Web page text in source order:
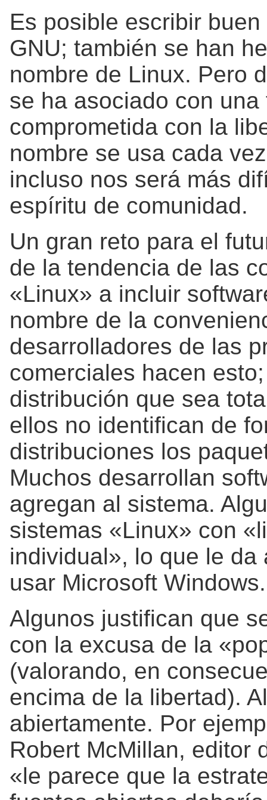
Es posible escribir
GNU; también se han
nombre de Linux. Pero
se ha asociado con
comprometida con la
nombre se usa cada
incluso nos será más
espíritu de comunidad.
Un gran reto para el
de la tendencia de las
«Linux» a incluir
nombre de la
desarrolladores de las
comerciales hacen
distribución que sea
ellos no identifican de
distribuciones los
Muchos desarrollan
agregan al sistema.
sistemas «Linux» con
individual», lo que le
usar Microsoft Windows.
Algunos justifican que
con la excusa de la
(valorando, en
encima de la libertad).
abiertamente. Por
Robert McMillan, editor
«le parece que la